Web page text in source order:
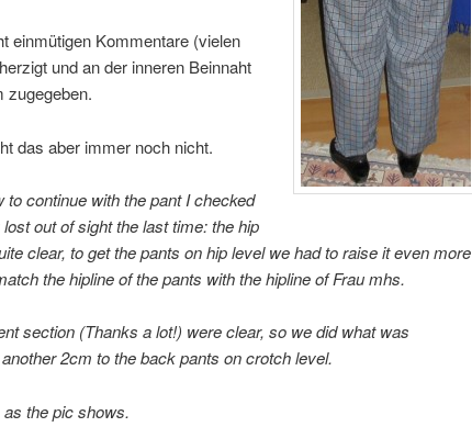
einmütigen Kommentare (vielen
und an der inneren Beinnaht
zugegeben.
das aber immer noch nicht.
to continue with the pant I checked
out of sight the last time: the hip
clear, to get the pants on hip level we had to raise it even more
the hipline of the pants with the hipline of Frau mhs.
section (Thanks a lot!) were clear, so we did what was
2cm to the back pants on crotch level.
the pic shows.